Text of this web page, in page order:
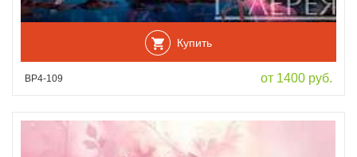
Купить
ВР4-109 от 1400 руб.